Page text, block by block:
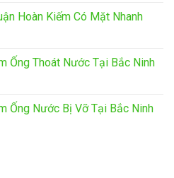
Hoàn Kiếm Có Mặt Nhanh
Ống Thoát Nước Tại Bắc Ninh
Ống Nước Bị Vỡ Tại Bắc Ninh